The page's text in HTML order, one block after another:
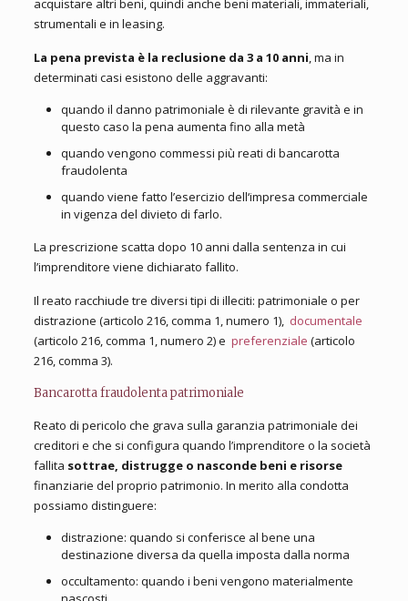
acquistare altri beni, quindi anche beni materiali, immateriali,
strumentali e in leasing.
La pena prevista è la reclusione da 3 a 10 anni, ma in
determinati casi esistono delle aggravanti:
quando il danno patrimoniale è di rilevante gravità e in
questo caso la pena aumenta fino alla metà
quando vengono commessi più reati di bancarotta
fraudolenta
quando viene fatto l’esercizio dell‘impresa commerciale
in vigenza del divieto di farlo.
La prescrizione scatta dopo 10 anni dalla sentenza in cui
l’imprenditore viene dichiarato fallito.
Il reato racchiude tre diversi tipi di illeciti: patrimoniale o per
distrazione (articolo 216, comma 1, numero 1), documentale
(articolo 216, comma 1, numero 2) e preferenziale (articolo
216, comma 3).
Bancarotta fraudolenta patrimoniale
Reato di pericolo che grava sulla garanzia patrimoniale dei
creditori e che si configura quando l’imprenditore o la società
fallita sottrae, distrugge o nasconde beni e risorse
finanziarie del proprio patrimonio. In merito alla condotta
possiamo distinguere:
distrazione: quando si conferisce al bene una
destinazione diversa da quella imposta dalla norma
occultamento: quando i beni vengono materialmente